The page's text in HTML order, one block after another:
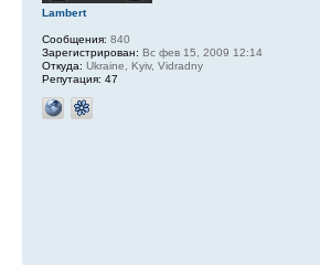
Lambert
Сообщения: 840
Зарегистрирован: Вс фев 15, 2009 12:14
Откуда: Ukraine, Kyiv, Vidradny
Репутация: 47